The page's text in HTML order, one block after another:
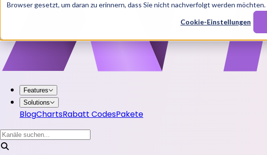
Browser gesetzt, um daran zu erinnern, dass Sie nicht nachverfolgt werden möchten.
Cookie-Einstellungen
Features
Solutions
BlogChartsRabatt CodesPakete